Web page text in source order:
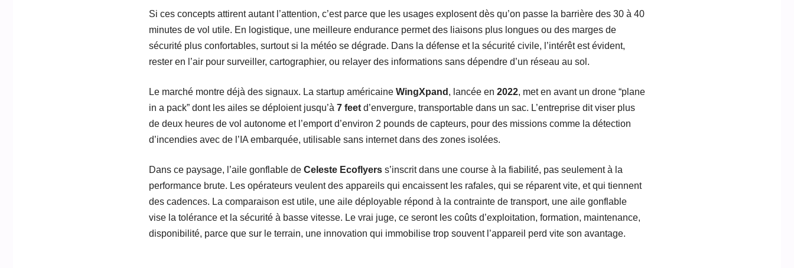
Si ces concepts attirent autant l’attention, c’est parce que les usages explosent dès qu’on passe la barrière des 30 à 40
minutes de vol utile. En logistique, une meilleure endurance permet des liaisons plus longues ou des marges de
sécurité plus confortables, surtout si la météo se dégrade. Dans la défense et la sécurité civile, l’intérêt est évident,
rester en l’air pour surveiller, cartographier, ou relayer des informations sans dépendre d’un réseau au sol.
Le marché montre déjà des signaux. La startup américaine WingXpand , lancée en 2022, met en avant un drone “plane
in a pack” dont les ailes se déploient jusqu’à 7 feet d’envergure, transportable dans un sac. L’entreprise dit viser plus
de deux heures de vol autonome et l’emport d’environ 2 pounds de capteurs, pour des missions comme la détection
d’incendies avec de l’IA embarquée, utilisable sans internet dans des zones isolées.
Dans ce paysage, l’aile gonflable de Celeste Ecoflyers s’inscrit dans une course à la fiabilité, pas seulement à la
performance brute. Les opérateurs veulent des appareils qui encaissent les rafales, qui se réparent vite, et qui tiennent
des cadences. La comparaison est utile, une aile déployable répond à la contrainte de transport, une aile gonflable
vise la tolérance et la sécurité à basse vitesse. Le vrai juge, ce seront les coûts d’exploitation, formation, maintenance,
disponibilité, parce que sur le terrain, une innovation qui immobilise trop souvent l’appareil perd vite son avantage.